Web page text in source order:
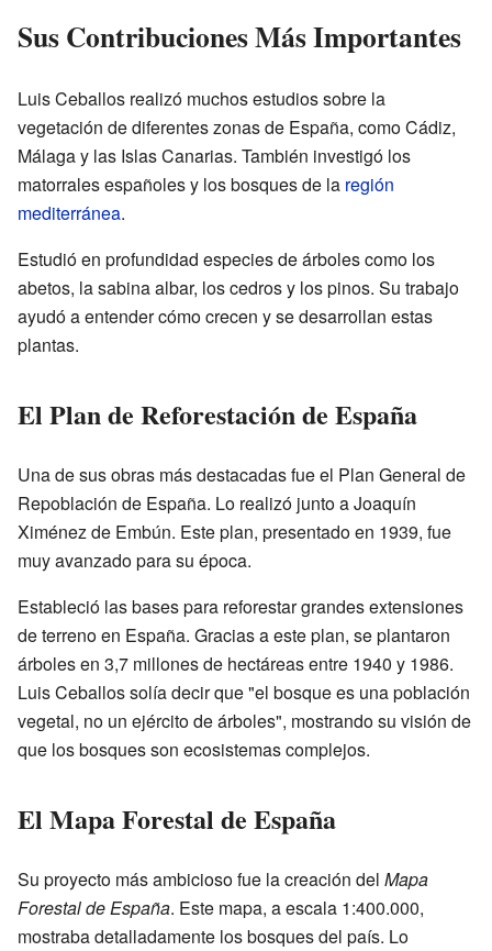
Sus Contribuciones Más Importantes
Luis Ceballos realizó muchos estudios sobre la
vegetación de diferentes zonas de España, como Cádiz,
Málaga y las Islas Canarias. También investigó los
matorrales españoles y los bosques de la región
mediterránea.
Estudió en profundidad especies de árboles como los
abetos, la sabina albar, los cedros y los pinos. Su trabajo
ayudó a entender cómo crecen y se desarrollan estas
plantas.
El Plan de Reforestación de España
Una de sus obras más destacadas fue el Plan General de
Repoblación de España. Lo realizó junto a Joaquín
Ximénez de Embún. Este plan, presentado en 1939, fue
muy avanzado para su época.
Estableció las bases para reforestar grandes extensiones
de terreno en España. Gracias a este plan, se plantaron
árboles en 3,7 millones de hectáreas entre 1940 y 1986.
Luis Ceballos solía decir que "el bosque es una población
vegetal, no un ejército de árboles", mostrando su visión de
que los bosques son ecosistemas complejos.
El Mapa Forestal de España
Su proyecto más ambicioso fue la creación del Mapa
Forestal de España. Este mapa, a escala 1:400.000,
mostraba detalladamente los bosques del país. Lo